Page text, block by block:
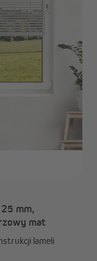
mm,
mat
lameli